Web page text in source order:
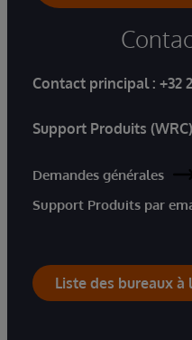
Contact principal : +32
Support Produits
Demandes générales
Support Produits par
Liste des bureaux